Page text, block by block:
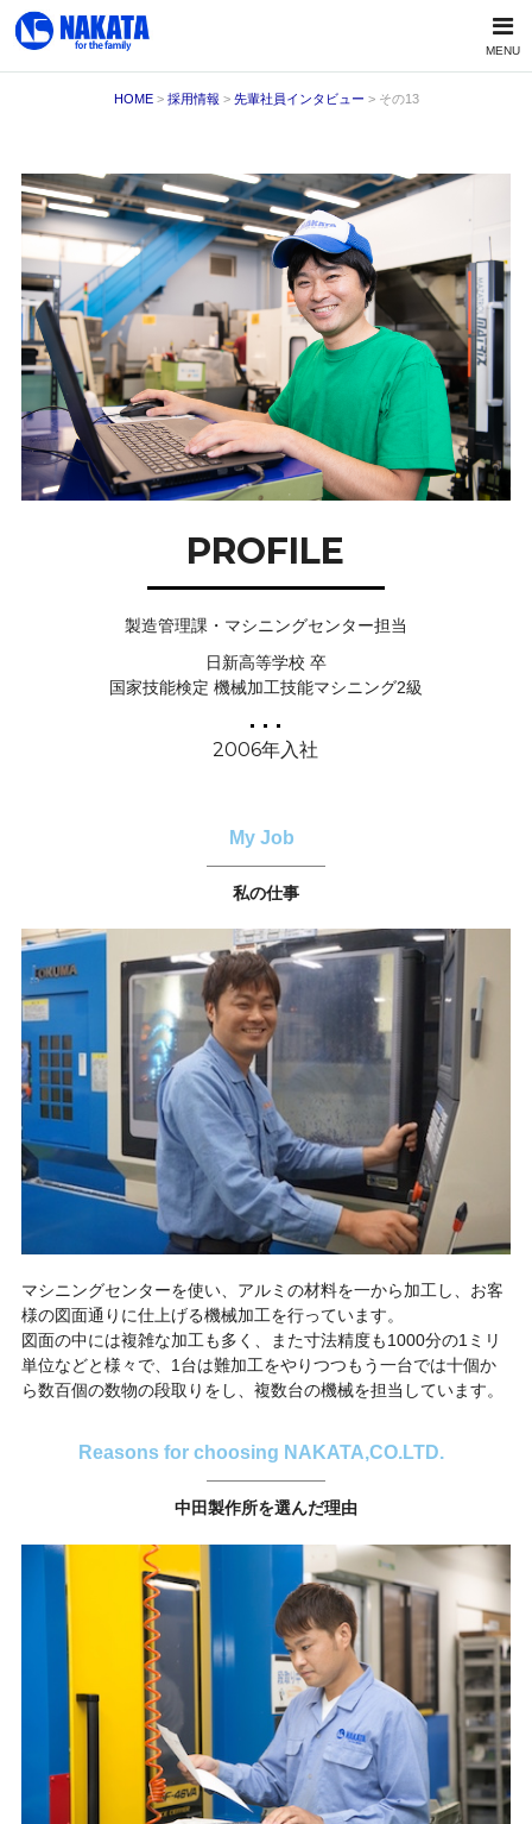
MENU
HOME> 採用情報 > 先輩社員インタビュー > その13
PROFILE
製造管理課・マシニングセンター担当
日新高等学校 卒
国家技能検定 機械加工技能マシニング2級
2006年入社
My Job
私の仕事
マシニングセンターを使い、アルミの材料を一から加工し、お客
様の図面通りに仕上げる機械加工を行っています。
図面の中には複雑な加工も多く、また寸法精度も1000分の1ミリ
単位などと様々で、1台は難加工をやりつつもう一台では十個か
ら数百個の数物の段取りをし、複数台の機械を担当しています。
Reasons for choosing NAKATA,CO.LTD.
中田製作所を選んだ理由